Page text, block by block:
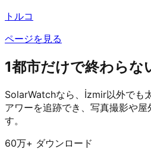
トルコ
ページを見る
1都市だけで終わらな
SolarWatchなら、İzmir以外でも
アワーを追跡でき、写真撮影や屋
す。
60万+ ダウンロード